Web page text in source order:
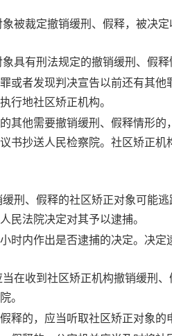
被裁定撤销缓刑、假释，被决
具有刑法规定的撤销缓刑、假
或者发现判决宣告以前还有其
行地社区矫正机构。
其他需要撤销缓刑、假释情形
书抄送人民检察院。社区矫正
刑、假释的社区矫正对象可能
民法院决定对其予以逮捕。
时内作出是否逮捕的决定。决
当在收到社区矫正机构撤销缓刑
。
释的，应当听取社区矫正对象